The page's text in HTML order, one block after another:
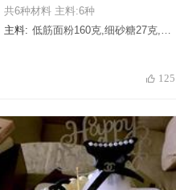
共6种材料 主料:6种
主料: 低筋面粉160克,细砂糖27克,黄油110克,奶油80克,盐1.,糖粉27克
125